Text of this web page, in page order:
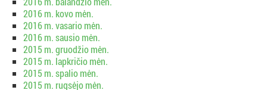
2016 m. kovo mėn.
2016 m. vasario mėn.
2016 m. sausio mėn.
2015 m. gruodžio mėn.
2015 m. lapkričio mėn.
2015 m. spalio mėn.
2015 m. rugsėjo mėn.